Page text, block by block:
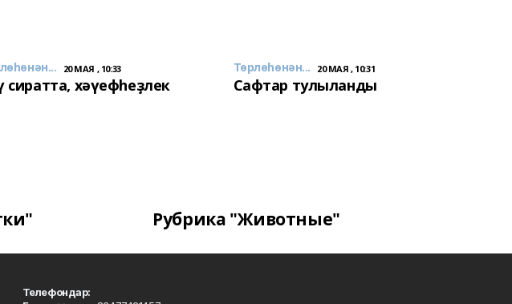
20 МАЯ , 10:33
сиратта, хәүефһеҙлек
Төрлөһөнән... 20 МАЯ , 10:31
Сафтар тулыланды
Рубрика "Животные"
Телефондар: